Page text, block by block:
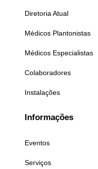
Diretoria Atual
Médicos Plantonistas
Médicos Especialistas
Colaboradores
Instalações
Informações
Eventos
Serviços